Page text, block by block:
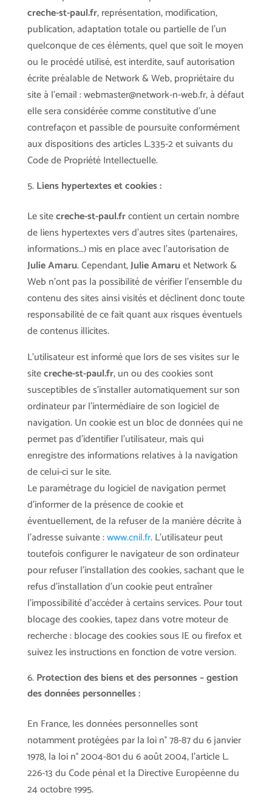
creche-st-paul.fr, représentation, modification,
publication, adaptation totale ou partielle de l’un
quelconque de ces éléments, quel que soit le moyen
ou le procédé utilisé, est interdite, sauf autorisation
écrite préalable de Network & Web, propriétaire du
site à l’email : webmaster@network-n-web.fr, à défaut
elle sera considérée comme constitutive d’une
contrefaçon et passible de poursuite conformément
aux dispositions des articles L.335-2 et suivants du
Code de Propriété Intellectuelle.
Liens hypertextes et cookies :
Le sitecreche-st-paul.frcontient un certain nombre
de liens hypertextes vers d’autres sites (partenaires,
informations…) mis en place avec l’autorisation de
Julie Amaru. Cependant,Julie Amaruet Network &
Web n’ont pas la possibilité de vérifier l’ensemble du
contenu des sites ainsi visités et déclinent donc toute
responsabilité de ce fait quant aux risques éventuels
de contenus illicites.
L’utilisateur est informé que lors de ses visites sur le
sitecreche-st-paul.fr, un ou des cookies sont
susceptibles de s’installer automatiquement sur son
ordinateur par l’intermédiaire de son logiciel de
navigation. Un cookie est un bloc de données qui ne
permet pas d’identifier l’utilisateur, mais qui
enregistre des informations relatives à la navigation
de celui-ci sur le site.
Le paramétrage du logiciel de navigation permet
d’informer de la présence de cookie et
éventuellement, de la refuser de la manière décrite à
l’adresse suivante :www.cnil.fr. L’utilisateur peut
toutefois configurer le navigateur de son ordinateur
pour refuser l’installation des cookies, sachant que le
refus d’installation d’un cookie peut entraîner
l’impossibilité d’accéder à certains services. Pour tout
blocage des cookies, tapez dans votre moteur de
recherche : blocage des cookies sous IE ou firefox et
suivez les instructions en fonction de votre version.
Protection des biens et des personnes – gestion
des données personnelles :
En France, les données personnelles sont
notamment protégées par la loi n° 78-87 du 6 janvier
1978, la loi n° 2004-801 du 6 août 2004, l’article L.
226-13 du Code pénal et la Directive Européenne du
24 octobre 1995.